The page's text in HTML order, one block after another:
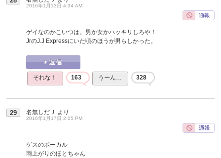
2016年1月13日 4:34 AM
ゲイなのかこいつは。男か女かハッキリしろや！
JrのJ.J Expressにいた頃のほうが男らしかった。
それな！ 163 うーん… 328
29 名無しだＪ より
2016年1月17日 2:05 PM
ゲスのボーカル
雨上がりのほとちゃん